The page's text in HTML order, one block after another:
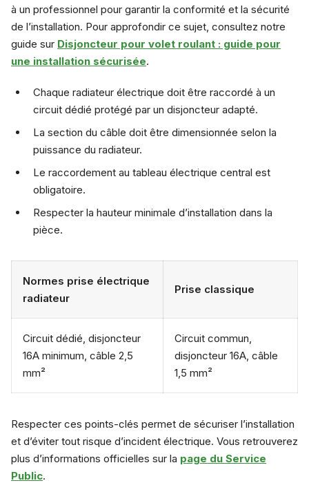
à un professionnel pour garantir la conformité et la sécurité
de l’installation. Pour approfondir ce sujet, consultez notre
guide sur Disjoncteur pour volet roulant : guide pour
une installation sécurisée.
Chaque radiateur électrique doit être raccordé à un
circuit dédié protégé par un disjoncteur adapté.
La section du câble doit être dimensionnée selon la
puissance du radiateur.
Le raccordement au tableau électrique central est
obligatoire.
Respecter la hauteur minimale d’installation dans la
pièce.
Normes prise électrique
radiateur
Prise classique
Circuit dédié, disjoncteur
16A minimum, câble 2,5
mm²
Circuit commun,
disjoncteur 16A, câble
1,5 mm²
Respecter ces points-clés permet de sécuriser l’installation
et d’éviter tout risque d’incident électrique. Vous retrouverez
plus d’informations officielles sur la page du Service
Public.